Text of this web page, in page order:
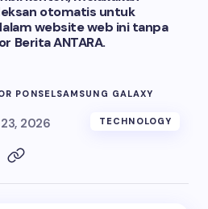
otomatis untuk
website web ini tanpa
Berita ANTARA.
PONSELSAMSUNG GALAXY
2026 TECHNOLOGY